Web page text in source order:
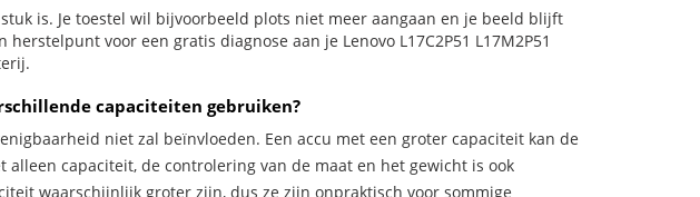
is. Je toestel wil bijvoorbeeld plots niet meer aangaan en je beeld blijft
voor een gratis diagnose aan je Lenovo L17C2P51 L17M2P51
capaciteiten gebruiken?
niet zal beïnvloeden. Een accu met een groter capaciteit kan de
capaciteit, de controlering van de maat en het gewicht is ook
waarschijnlijk groter zijn, dus ze zijn onpraktisch voor sommige